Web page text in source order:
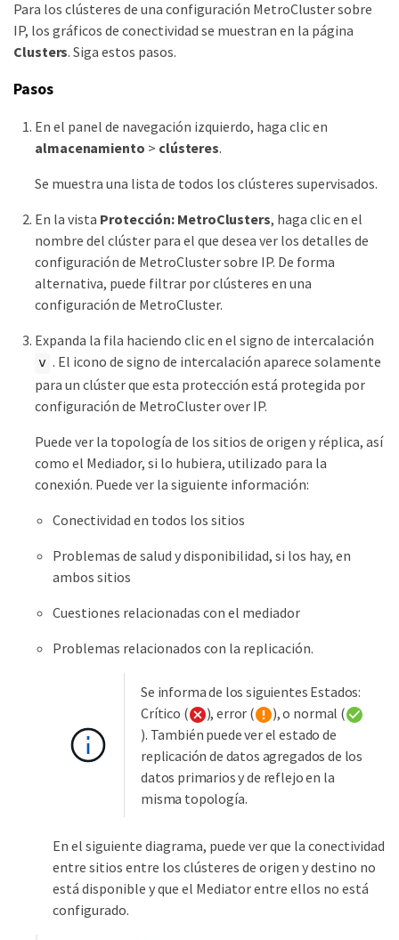
Para los clústeres de una configuración MetroCluster sobre
IP, los gráficos de conectividad se muestran en la página
Clusters. Siga estos pasos.
Pasos
En el panel de navegación izquierdo, haga clic en
almacenamiento > clústeres.
Se muestra una lista de todos los clústeres supervisados.
En la vista Protección: MetroClusters, haga clic en el
nombre del clúster para el que desea ver los detalles de
configuración de MetroCluster sobre IP. De forma
alternativa, puede filtrar por clústeres en una
configuración de MetroCluster.
Expanda la fila haciendo clic en el signo de intercalación
v . El icono de signo de intercalación aparece solamente
para un clúster que esta protección está protegida por
configuración de MetroCluster over IP.
Puede ver la topología de los sitios de origen y réplica, así
como el Mediador, si lo hubiera, utilizado para la
conexión. Puede ver la siguiente información:
Conectividad en todos los sitios
Problemas de salud y disponibilidad, si los hay, en
ambos sitios
Cuestiones relacionadas con el mediador
Problemas relacionados con la replicación.
Se informa de los siguientes Estados:
Crítico (
), error (
), o normal (
). También puede ver el estado de
replicación de datos agregados de los
datos primarios y de reflejo en la
misma topología.
En el siguiente diagrama, puede ver que la conectividad
entre sitios entre los clústeres de origen y destino no
está disponible y que el Mediator entre ellos no está
configurado.